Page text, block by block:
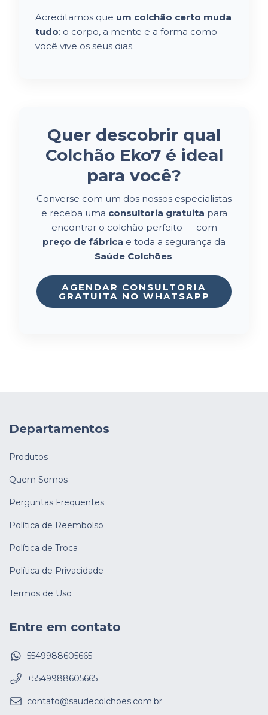
Acreditamos que um colchão certo muda
tudo: o corpo, a mente e a forma como
você vive os seus dias.
Quer descobrir qual
Colchão Eko7é ideal
para você?
Converse com um dos nossos especialistas
e receba uma consultoria gratuita para
encontrar o colchão perfeito — com
preço de fábrica e toda a segurança da
Saúde Colchões.
AGENDAR CONSULTORIA
GRATUITA NO WHATSAPP
Departamentos
Produtos
Quem Somos
Perguntas Frequentes
Política de Reembolso
Política de Troca
Política de Privacidade
Termos de Uso
Entre em contato
5549988605665
+5549988605665
contato@saudecolchoes.com.br